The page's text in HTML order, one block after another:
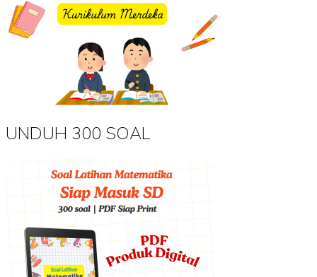
UNDUH 300 SOAL